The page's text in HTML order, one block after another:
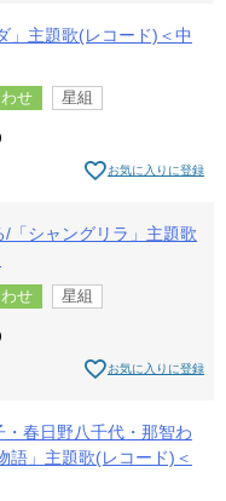
」主題歌(レコード)＜中
せ 星組
お気に入りに登録
「シャングリラ」主題歌
せ 星組
お気に入りに登録
春日野八千代・那智わ
語」主題歌(レコード)＜